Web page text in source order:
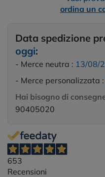
ordina un
Data spedizione
oggi:
- Merce neutra : 13/08/
- Merce personalizzata :
Hai bisogno di
90405020
653
Recensioni